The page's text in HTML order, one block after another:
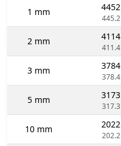
1 mm
2 mm
3 mm
5 mm
10 mm